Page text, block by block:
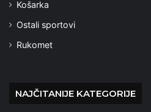
Košarka
Ostali sportovi
Rukomet
NAJČITANIJE KATEGORIJE